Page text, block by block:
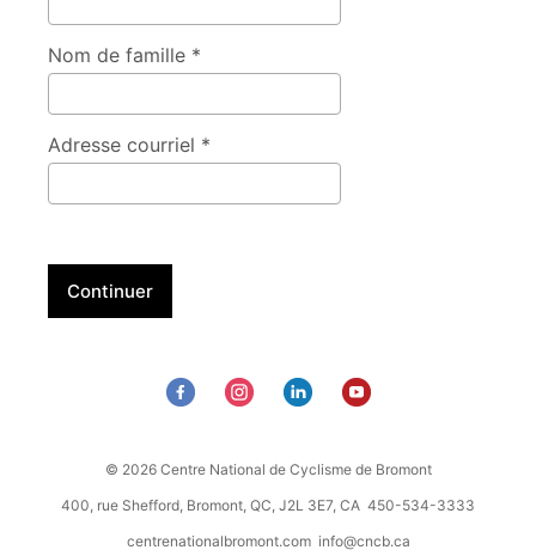
08:00 (10)
PW- Mardi 12h Ville Bromont
PW- Mardi 16h30
16:30 (10)
PW- Mardi 18h
PW-Mardi 19h30
19:30 (10)
PW- Mercredi 7h15
08:45 (10)
PW- Mercredi 16h30
16:30 (10)
Nom de famille *
Adresse courriel *
Continuer
© 2026 Centre National de Cyclisme de Bromont
400, rue Shefford, Bromont, QC, J2L 3E7, CA 450-534-3333
centrenationalbromont.com info@cncb.ca